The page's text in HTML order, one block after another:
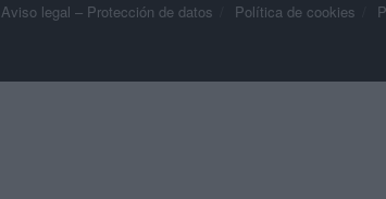
Aviso legal – Protección de datos Política de cookies